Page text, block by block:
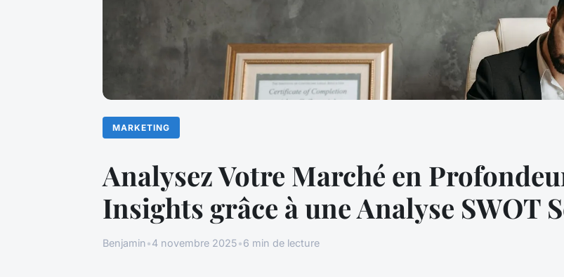
MARKETING
Analysez Votre Marché en
Insights grâce à une Analyse SWOT
Benjamin•4 novembre 2025•6 min de lecture